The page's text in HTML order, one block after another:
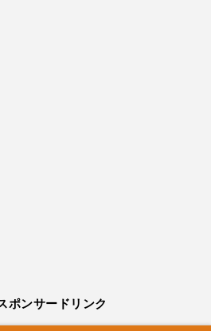
ポンサードリンク